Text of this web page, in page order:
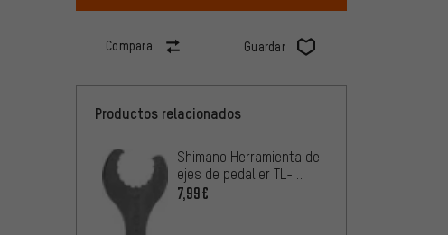
Compara Guardar
Productos relacionados
Shimano Herramienta de
ejes de pedalier TL-
FC32 Hollowtech II
7,99€